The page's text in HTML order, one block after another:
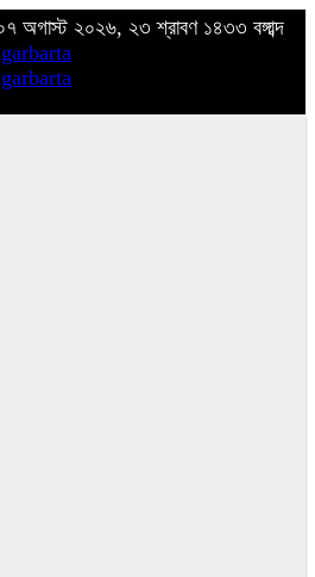
অগাস্ট ২০২৬, ২৩ শ্রাবণ ১৪৩৩ বঙ্গাব্দ